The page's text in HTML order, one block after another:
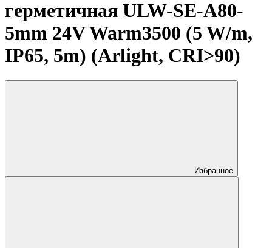
герметичная ULW-SE-A80-
5mm 24V Warm3500 (5 W/m,
IP65, 5m) (Arlight, CRI>90)
Избранное